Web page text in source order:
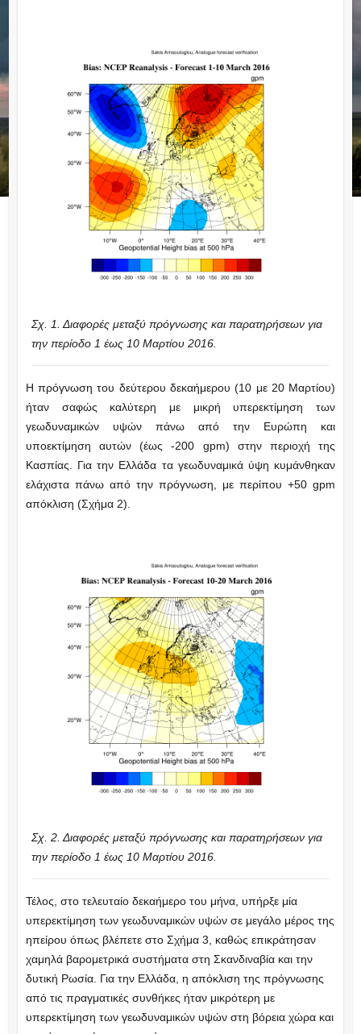
Σχ. 1. Διαφορές μεταξύ πρόγνωσης και παρατηρήσεων για
την περίοδο 1 έως 10 Μαρτίου 2016.
Η πρόγνωση του δεύτερου δεκαήμερου (10 με 20 Μαρτίου)
ήταν σαφώς καλύτερη με μικρή υπερεκτίμηση των
γεωδυναμικών υψών πάνω από την Ευρώπη και
υποεκτίμηση αυτών (έως -200 gpm) στην περιοχή της
Κασπίας. Για την Ελλάδα τα γεωδυναμικά ύψη κυμάνθηκαν
ελάχιστα πάνω από την πρόγνωση, με περίπου +50 gpm
απόκλιση (Σχήμα 2).
Σχ. 2. Διαφορές μεταξύ πρόγνωσης και παρατηρήσεων για
την περίοδο 1 έως 10 Μαρτίου 2016.
Τέλος, στο τελευταίο δεκαήμερο του μήνα, υπήρξε μία
υπερεκτίμηση των γεωδυναμικών υψών σε μεγάλο μέρος της
ηπείρου όπως βλέπετε στο Σχήμα 3, καθώς επικράτησαν
χαμηλά βαρομετρικά συστήματα στη Σκανδιναβία και την
δυτική Ρωσία. Για την Ελλάδα, η απόκλιση της πρόγνωσης
από τις πραγματικές συνθήκες ήταν μικρότερη με
υπερεκτίμηση των γεωδυναμικών υψών στη βόρεια χώρα και